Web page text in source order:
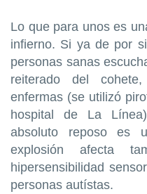
Lo que para unos es
infierno. Si ya de por
personas sanas
reiterado del
enfermas (se utilizó
hospital de La
absoluto reposo es
explosión afecta
hipersensibilidad
personas autístas.